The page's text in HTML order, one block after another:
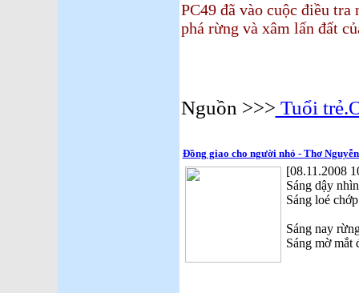
PC49 đã vào cuộc điều
phá rừng và xâm lấn đất
Nguồn >>> Tuổi
Đồng giao cho người nhỏ - Thơ
[08.11.2008
Sáng dậy
Sáng loé
Sáng nay
Sáng mờ mắt